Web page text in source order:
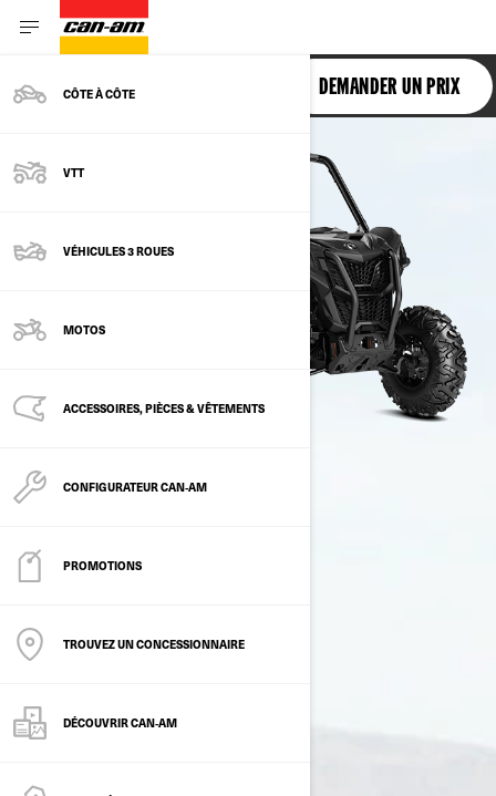
CÔTE À CÔTE
VTT
VÉHICULES 3 ROUES
MOTOS
ACCESSOIRES, PIÈCES & VÊTEMENTS
CONFIGURATEUR CAN‑AM
PROMOTIONS
TROUVEZ UN CONCESSIONNAIRE
DÉCOUVRIR CAN‑AM
MAVERICK SPORT DEMANDER UN PRIX